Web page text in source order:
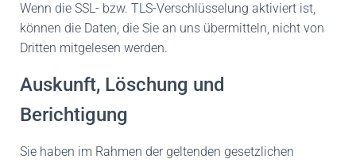
Wenn die SSL- bzw. TLS-Verschlüsselung aktiviert ist,
können die Daten, die Sie an uns übermitteln, nicht von
Dritten mitgelesen werden.
Auskunft, Löschung und
Berichtigung
Sie haben im Rahmen der geltenden gesetzlichen